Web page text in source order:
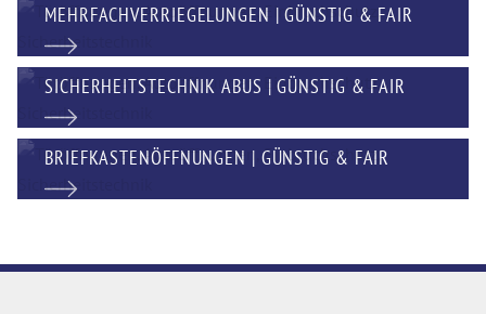
MEHRFACHVERRIEGELUNGEN | GÜNSTIG & FAIR
SICHERHEITSTECHNIK ABUS | GÜNSTIG & FAIR
BRIEFKASTENÖFFNUNGEN | GÜNSTIG & FAIR